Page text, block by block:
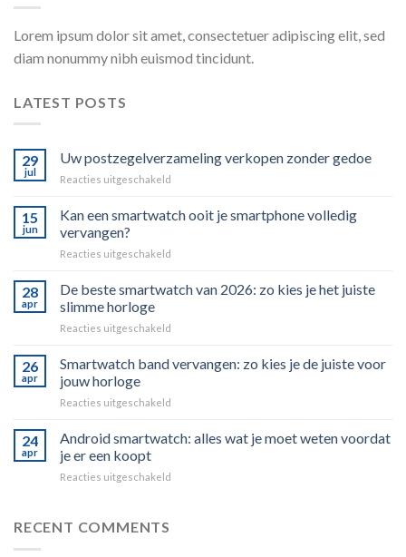
Lorem ipsum dolor sit amet, consectetuer adipiscing elit, sed
diam nonummy nibh euismod tincidunt.
LATEST POSTS
29
jul
Uw postzegelverzameling verkopen zonder gedoe
Reacties uitgeschakeld
postzegelverzameling
15
jun
Kan een smartwatch ooit je smartphone volledig
vervangen?
Reacties uitgeschakeld
een
volledig
28
apr
De beste smartwatch van 2026: zo kies je het juiste
slimme horloge
Reacties uitgeschakeld
smartwatch
kies
26
apr
Smartwatch band vervangen: zo kies je de juiste voor
jouw horloge
Reacties uitgeschakeld
band
24
apr
Android smartwatch: alles wat je moet weten voordat
je er een koopt
Reacties uitgeschakeld
RECENT COMMENTS